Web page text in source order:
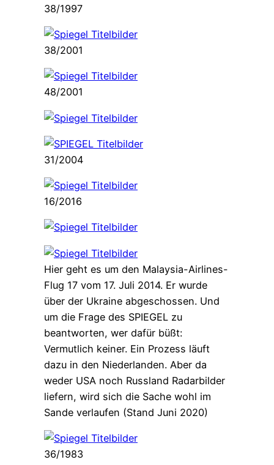
38/1997
38/2001
48/2001
31/2004
16/2016
Hier geht es um den Malaysia-Airlines-
Flug 17 vom 17. Juli 2014. Er wurde
über der Ukraine abgeschossen. Und
um die Frage des SPIEGEL zu
beantworten, wer dafür büßt:
Vermutlich keiner. Ein Prozess läuft
dazu in den Niederlanden. Aber da
weder USA noch Russland Radarbilder
liefern, wird sich die Sache wohl im
Sande verlaufen (Stand Juni 2020)
36/1983